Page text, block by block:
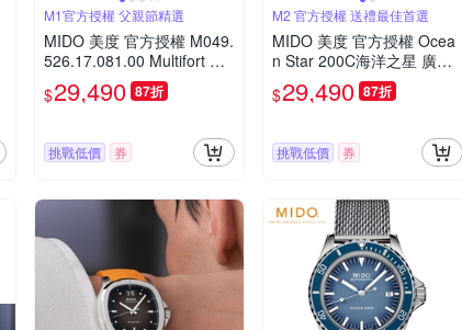
M1官方授權 父親節精選
MIDO 美度 官方授權 M049.
526.17.081.00 Multifort 先
鋒系列TV大日期窗機械錶
寵爸時刻 送禮推薦-橘/40m
$29,490 87折
挑戰低價 券
M2 官方授權 送禮最佳首選
MIDO 美度 官方授權 Ocea
n Star 200C海洋之星 廣告
款陶瓷潛水錶(M042430210
5100)
$29,490 87折
挑戰低價 券